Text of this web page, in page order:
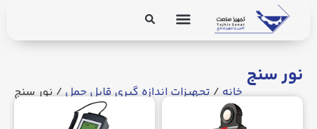
نور سنج
خانه/تجهیزات اندازه گیری قابل حمل/ نور سنج